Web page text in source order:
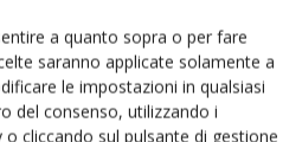
a quanto sopra o per fare
saranno applicate solamente a
le impostazioni in qualsiasi
del consenso, utilizzando i
cliccando sul pulsante di gestione